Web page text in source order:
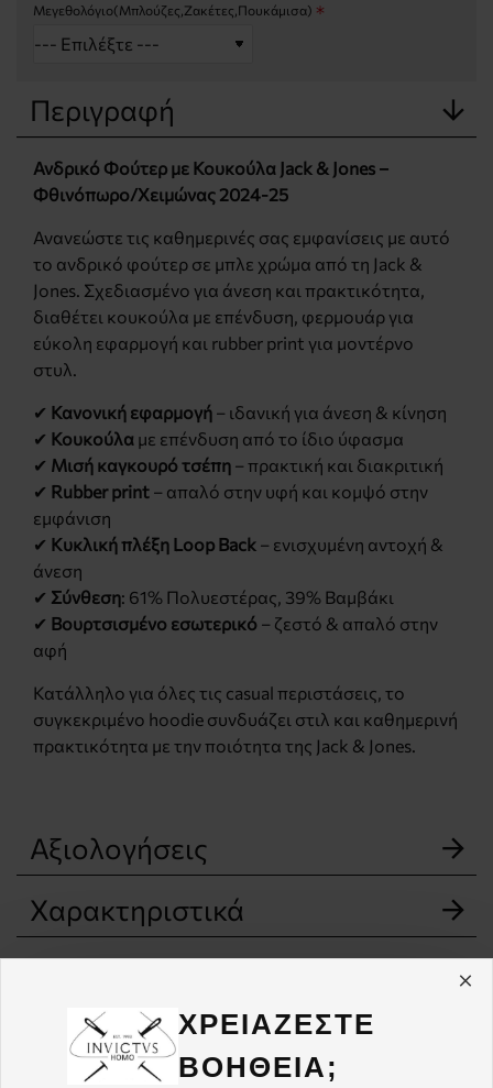
ΧΡΕΙΑΖΕΣΤΕ
ΒΟΗΘΕΙΑ;
Μεγεθολόγιο(Μπλούζες,Ζακέτες,Πουκάμισα)
Περιγραφή
Ανδρικό Φούτερ με Κουκούλα Jack & Jones –
Φθινόπωρο/Χειμώνας 2024-25
Ανανεώστε τις καθημερινές σας εμφανίσεις με αυτό
το ανδρικό φούτερ σε μπλε χρώμα από τη Jack &
Jones. Σχεδιασμένο για άνεση και πρακτικότητα,
διαθέτει κουκούλα με επένδυση, φερμουάρ για
εύκολη εφαρμογή και rubber print για μοντέρνο
στυλ.
✔ Κανονική εφαρμογή – ιδανική για άνεση & κίνηση
✔ Κουκούλα με επένδυση από το ίδιο ύφασμα
✔ Μισή καγκουρό τσέπη – πρακτική και διακριτική
✔ Rubber print – απαλό στην υφή και κομψό στην
εμφάνιση
✔ Κυκλική πλέξη Loop Back – ενισχυμένη αντοχή &
άνεση
✔ Σύνθεση: 61% Πολυεστέρας, 39% Βαμβάκι
✔ Βουρτσισμένο εσωτερικό – ζεστό & απαλό στην
αφή
Κατάλληλο για όλες τις casual περιστάσεις, το
συγκεκριμένο hoodie συνδυάζει στιλ και καθημερινή
πρακτικότητα με την ποιότητα της Jack & Jones.
Αξιολογήσεις
Χαρακτηριστικά